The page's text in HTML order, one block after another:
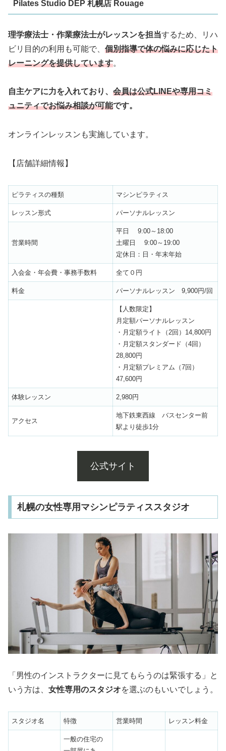
Pilates Studio DEP 札幌店 Rouage
理学療法士・作業療法士がレッスンを担当するため、リハ
ビリ目的の利用も可能で、 個別指導で体の悩みに応じたト
レーニングを提供しています。
自主ケアに力を入れており 、 会員は公式LINEや専用コミ
ュニティでお悩み相談が可能です。
オンラインレッスンも実施しています。
【店舗詳細情報】
ピラティスの種類 マシンピラティス
レッスン形式 パーソナルレッスン
営業時間
平日 9:00～18:00
土曜日 9:00～19:00
定休日：日・年末年始
入会金・年会費・事務手数料 全て０円
料金 パーソナルレッスン 9,900円/回
【人数限定】
月定額パーソナルレッスン
・月定額ライト（2回）14,800円
・月定額スタンダード（4回）
28,800円
・月定額プレミアム（7回）
47,600円
体験レッスン 2,980円
アクセス
地下鉄東西線 バスセンター前
駅より徒歩1分
公式サイト
札幌の女性専用マシンピラティススタジオ
「男性のインストラクターに見てもらうのは緊張する」と
いう方は、 女性専用のスタジオを選ぶのもいいでしょう。
スタジオ名 特徴 営業時間 レッスン料金
一般の住宅の